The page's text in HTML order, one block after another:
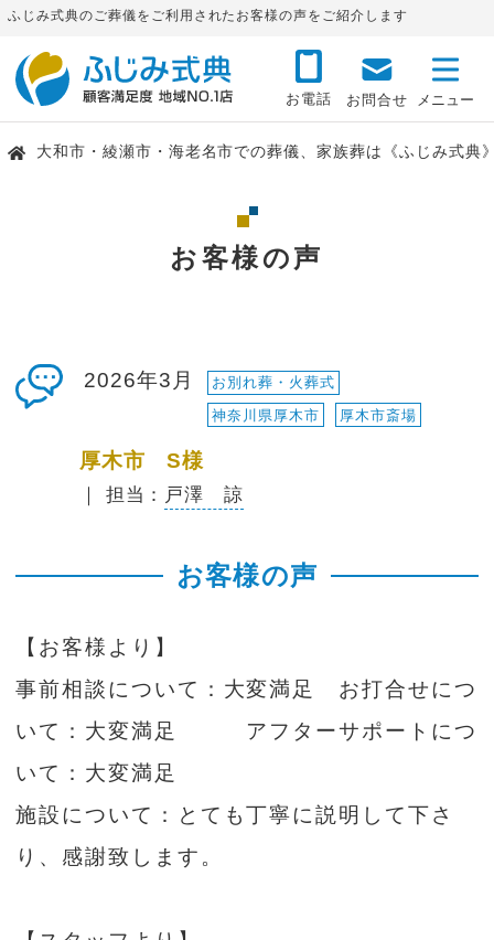
ふじみ式典のご葬儀をご利用されたお客様の声をご紹介します
お電話 お問合せ
大和市・綾瀬市・海老名市での葬儀、家族葬は《ふじみ式典
お客様の声
2026年3月
お別れ葬・火葬式
神奈川県厚木市
厚木市斎場
厚木市 S様
｜ 担当： 戸澤 諒
お客様の声
【お客様より】
事前相談について：大変満足 お打合せにつ
いて：大変満足 アフターサポートにつ
いて：大変満足
施設について：とても丁寧に説明して下さ
り、感謝致します。